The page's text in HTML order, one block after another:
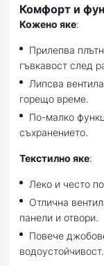
Комфорт и
Кожено яке:
Прилепва
гъвкавост след
Липсва
горещо време.
По-малко
съхранението.
Текстилно яке:
Леко и често
Отлична
панели и отвори.
Повече
водоустойчивост.